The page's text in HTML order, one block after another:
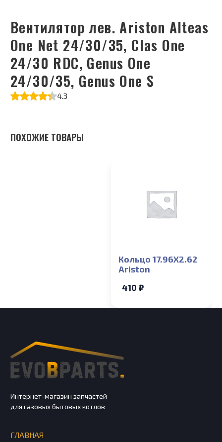
Вентилятор лев. Ariston Alteas
One Net 24/30/35, Clas One
24/30 RDC, Genus One
24/30/35, Genus One S
4.3
ПОХОЖИЕ ТОВАРЫ
Кольцо 17.96X2.62
Ariston
410 ₽
Интернет-магазин запчастей
для газовых бытовых котлов
ГЛАВНАЯ